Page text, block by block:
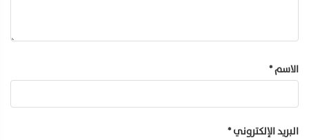
الاسم*
البريد الإلكتروني*